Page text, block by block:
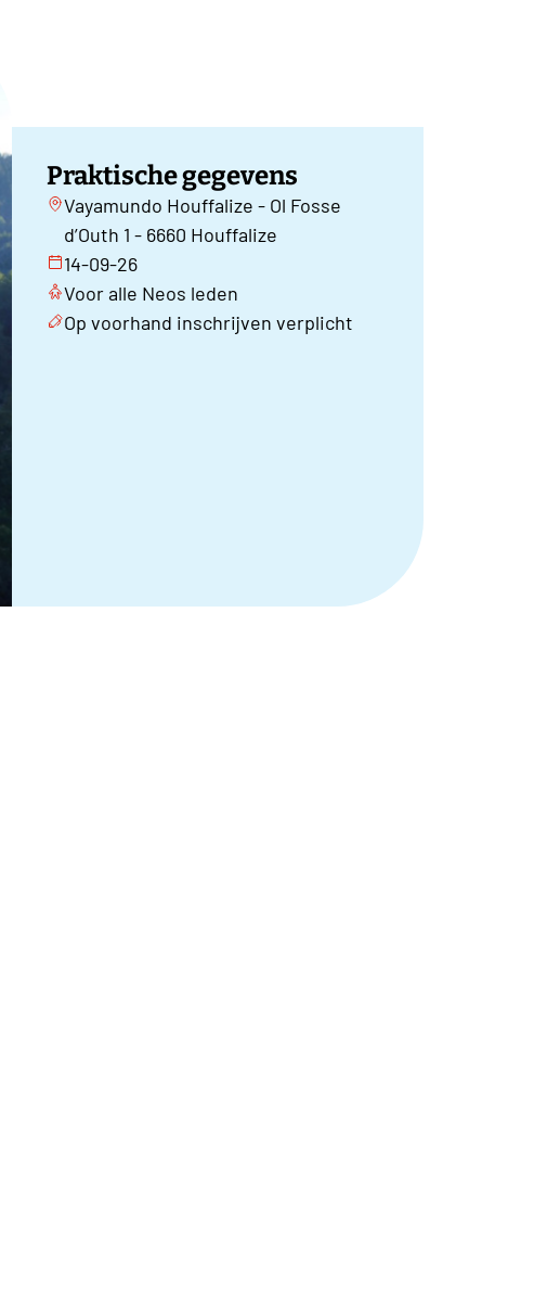
Praktische gegevens
Vayamundo Houffalize - Ol Fosse
d’Outh 1 - 6660 Houffalize
14-09-26
Voor alle Neos leden
Op voorhand inschrijven verplicht